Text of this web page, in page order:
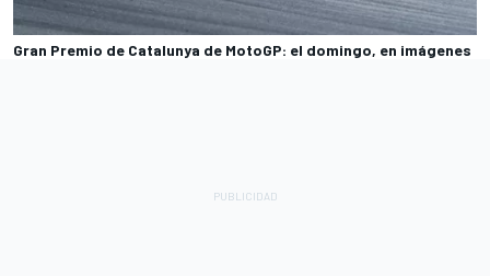
Gran Premio de Catalunya de MotoGP: el domingo, en imágenes